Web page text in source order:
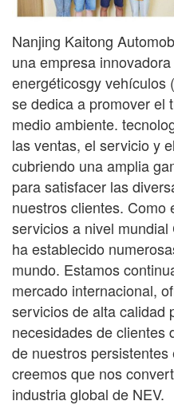
Nanjing Kaitong
una empresa
energéticosgyvehículos
se dedica a promover el
medio ambiente.
las ventas, el servicio y
cubriendo una amplia
para satisfacer las
nuestros clientes. Como
servicios a nivel mundial
ha establecido
mundo. Estamos
mercado internacional,
servicios de alta calidad
necesidades declientes
de nuestros
creemos que nos
industria global de NEV.